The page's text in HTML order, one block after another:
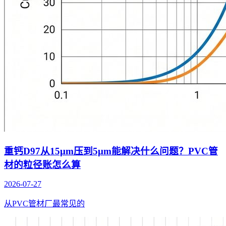
重钙D97从15μm压到5μm能解决什么问题？PVC管
材的粒径账怎么算
2026-07-27
从PVC管材厂最常见的